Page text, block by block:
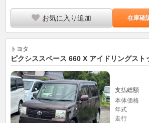
お気に入り追加 在庫確
トヨタ
ピクシススペース 660 X アイドリングスト
支払総額
本体価格
年式
走行